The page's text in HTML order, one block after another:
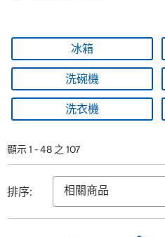
冰箱
洗碗機
洗衣機
顯示 1 - 48 之 107
排序: